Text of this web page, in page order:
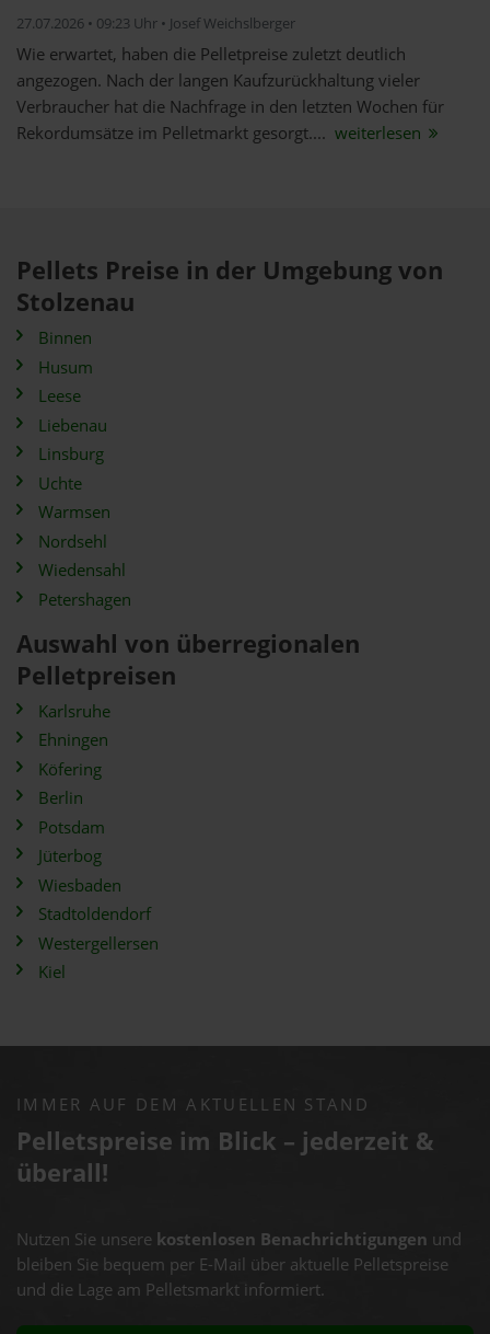
27.07.2026 • 09:23 Uhr • Josef Weichslberger
Wie erwartet, haben die Pelletpreise zuletzt deutlich
angezogen. Nach der langen Kaufzurückhaltung vieler
Verbraucher hat die Nachfrage in den letzten Wochen für
Rekordumsätze im Pelletmarkt gesorgt.... weiterlesen
Pellets Preise in der Umgebung von
Stolzenau
Binnen
Husum
Leese
Liebenau
Linsburg
Uchte
Warmsen
Nordsehl
Wiedensahl
Petershagen
Auswahl von überregionalen
Pelletpreisen
Karlsruhe
Ehningen
Köfering
Berlin
Potsdam
Jüterbog
Wiesbaden
Stadtoldendorf
Westergellersen
Kiel
IMMER AUF DEM AKTUELLEN STAND
Pelletspreise im Blick – jederzeit &
überall!
Nutzen Sie unsere kostenlosen Benachrichtigungen und
bleiben Sie bequem per E-Mail über aktuelle Pelletspreise
und die Lage am Pelletsmarkt informiert.